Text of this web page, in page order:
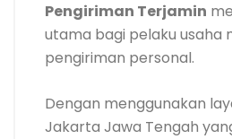
Pengiriman Terjamin
utama bagi pelaku usaha
pengiriman personal.
Dengan menggunakan
Jakarta Jawa Tengah